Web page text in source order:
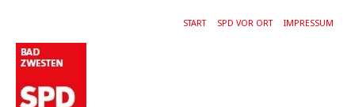
START SPD VOR ORT IMPRESSUM